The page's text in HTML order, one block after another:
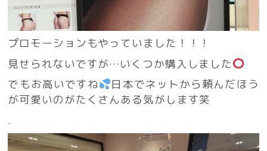
プロモーションもやっていました！！！
見せられないですが…いくつか購入しました
でもお高いですね
日本でネットから頼んだほう
が可愛いのがたくさんある気がします笑
.